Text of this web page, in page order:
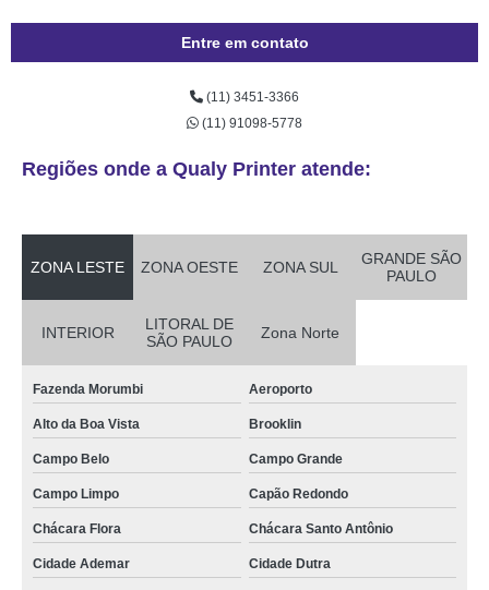
cartão de acesso pvc valor Vila Morumbi
onde comprar cartão de visita em pvc Iguape
empresa que faz cartão de visita em pvc Itatiba
cartão pvc personalizado preço Lapa
cartão de pvc valor Marapoama
cartão fidelidade pvc preço São Carlos
empresa que faz cartão pvc para crachás Caieras
cartão de pvc valor Santa Isabel
cartão de visita pvc valor Vargem Grande Paulista
onde comprar cartão em pvc personalizado Cidade Jardim
Entre em contato
(11) 3451-3366
(11) 91098-5778
Regiões onde a Qualy Printer atende:
ZONA LESTE ZONA OESTE ZONA SUL
GRANDE SÃO
PAULO
INTERIOR
LITORAL DE
SÃO PAULO
Zona Norte
Fazenda Morumbi Aeroporto
Alto da Boa Vista Brooklin
Campo Belo Campo Grande
Campo Limpo Capão Redondo
Chácara Flora Chácara Santo Antônio
Cidade Ademar Cidade Dutra